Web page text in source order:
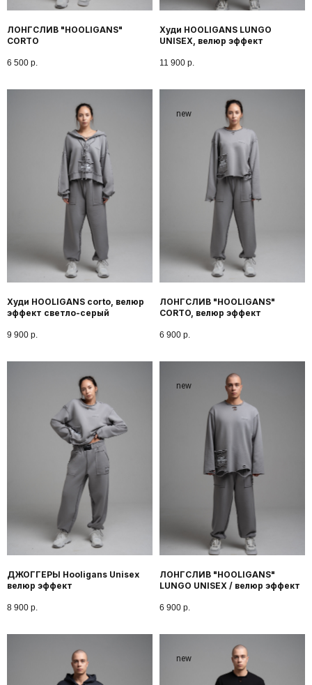
ЛОНГСЛИВ "HOOLIGANS"
CORTO
6 500 р.
Худи HOOLIGANS LUNGO
UNISEX, велюр эффект
11 900 р.
Худи HOOLIGANS corto, велюр
эффект светло-серый
9 900 р.
new
ЛОНГСЛИВ "HOOLIGANS"
CORTO, велюр эффект
6 900 р.
ДЖОГГЕРЫ Hooligans Unisex
велюр эффект
8 900 р.
new
ЛОНГСЛИВ "HOOLIGANS"
LUNGO UNISEX / велюр эффект
6 900 р.
new